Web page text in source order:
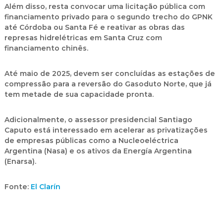
Além disso, resta convocar uma licitação pública com
financiamento privado para o segundo trecho do GPNK
até Córdoba ou Santa Fé e reativar as obras das
represas hidrelétricas em Santa Cruz com
financiamento chinês.
Até maio de 2025, devem ser concluídas as estações de
compressão para a reversão do Gasoduto Norte, que já
tem metade de sua capacidade pronta.
Adicionalmente, o assessor presidencial Santiago
Caputo está interessado em acelerar as privatizações
de empresas públicas como a Nucleoeléctrica
Argentina (Nasa) e os ativos da Energía Argentina
(Enarsa).
Fonte: El Clarín